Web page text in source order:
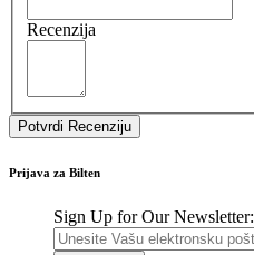
Recenzija
Potvrdi Recenziju
Prijava za Bilten
Sign Up for Our Newsletter: